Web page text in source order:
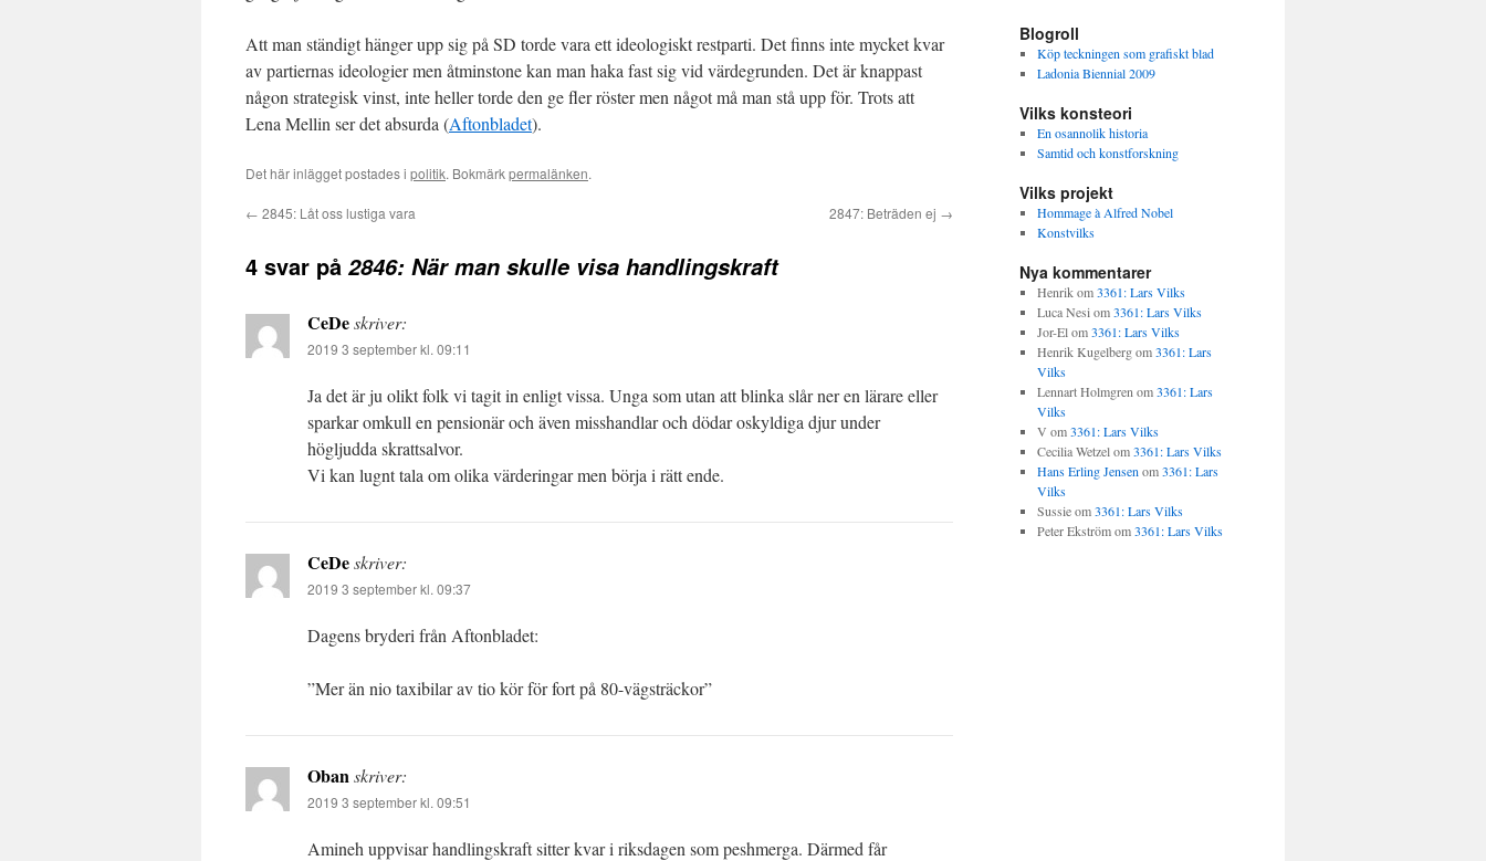
Att man ständigt hänger upp sig på SD torde vara ett ideologiskt restparti. Det finns inte mycket kvar
av partiernas ideologier men åtminstone kan man haka fast sig vid värdegrunden. Det är knappast
någon strategisk vinst, inte heller torde den ge fler röster men något må man stå upp för. Trots att
Lena Mellin ser det absurda (Aftonbladet).
Det här inlägget postades i politik. Bokmärkpermalänken.
← 2845: Låt oss lustiga vara 2847: Beträden ej →
4 svar på 2846: När man skulle visa handlingskraft
CeDeskriver:
2019 3 september kl. 09:11
Ja det är ju olikt folk vi tagit in enligt vissa. Unga som utan att blinka slår ner en lärare eller
sparkar omkull en pensionär och även misshandlar och dödar oskyldiga djur under
högljudda skrattsalvor.
Vi kan lugnt tala om olika värderingar men börja i rätt ende.
CeDeskriver:
2019 3 september kl. 09:37
Dagens bryderi från Aftonbladet:
”Mer än nio taxibilar av tio kör för fort på 80-vägsträckor”
Obanskriver:
2019 3 september kl. 09:51
Amineh uppvisar handlingskraft sitter kvar i riksdagen som peshmerga. Därmed får
v
r
i
e
Blogroll
Köp teckningen som grafiskt blad
Ladonia Biennial 2009
Vilks konsteori
En osannolik historia
Samtid och konstforskning
Vilks projekt
Hommage à Alfred Nobel
Konstvilks
Nya kommentarer
Henrikom3361: Lars Vilks
Luca Nesi om3361: Lars Vilks
Jor-Elom3361: Lars Vilks
Henrik Kugelbergom3361: Lars
Vilks
Lennart Holmgren om3361: Lars
Vilks
V om3361: Lars Vilks
Cecilia Wetzelom3361: Lars Vilks
Hans Erling Jensen om3361: Lars
Vilks
Sussieom3361: Lars Vilks
Peter Ekströmom3361: Lars Vilks